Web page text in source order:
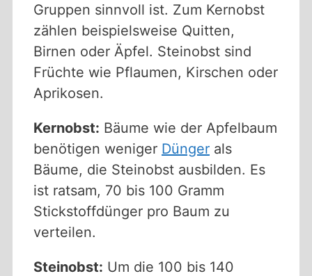
Gruppen sinnvoll ist. Zum Kernobst
zählen beispielsweise Quitten,
Birnen oder Äpfel. Steinobst sind
Früchte wie Pflaumen, Kirschen oder
Aprikosen.
Kernobst: Bäume wie der Apfelbaum
benötigen weniger Dünger als
Bäume, die Steinobst ausbilden. Es
ist ratsam, 70 bis 100 Gramm
Stickstoffdünger pro Baum zu
verteilen.
Steinobst: Um die 100 bis 140